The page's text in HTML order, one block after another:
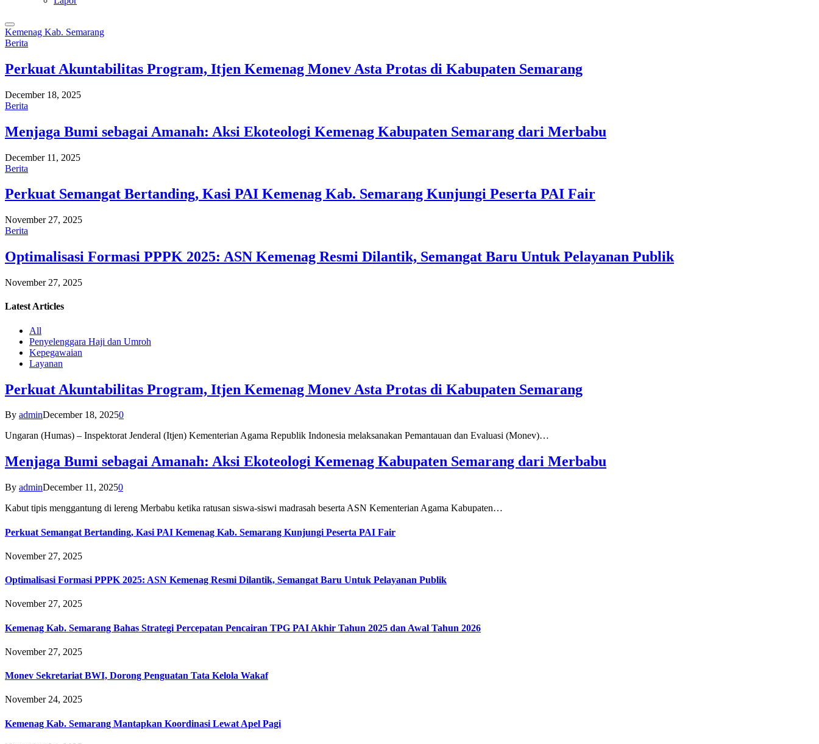
Kemenag Kab. Semarang
Berita
Perkuat Akuntabilitas Program, Itjen Kemenag Monev Asta Protas di Kabupaten Semarang
December 18, 2025
Berita
Menjaga Bumi sebagai Amanah: Aksi Ekoteologi Kemenag Kabupaten Semarang dari Merbabu
December 11, 2025
Berita
Perkuat Semangat Bertanding, Kasi PAI Kemenag Kab. Semarang Kunjungi Peserta PAI Fair
November 27, 2025
Berita
Optimalisasi Formasi PPPK 2025: ASN Kemenag Resmi Dilantik, Semangat Baru Untuk Pelayanan Publik
November 27, 2025
Latest Articles
All
Penyelenggara Haji dan Umroh
Kepegawaian
Layanan
Perkuat Akuntabilitas Program, Itjen Kemenag Monev Asta Protas di Kabupaten Semarang
By adminDecember 18, 20250
Ungaran (Humas) – Inspektorat Jenderal (Itjen) Kementerian Agama Republik Indonesia melaksanakan Pemantauan dan Evaluasi (Monev)…
Menjaga Bumi sebagai Amanah: Aksi Ekoteologi Kemenag Kabupaten Semarang dari Merbabu
By adminDecember 11, 20250
Kabut tipis menggantung di lereng Merbabu ketika ratusan siswa-siswi madrasah beserta ASN Kementerian Agama Kabupaten…
Perkuat Semangat Bertanding, Kasi PAI Kemenag Kab. Semarang Kunjungi Peserta PAI Fair
November 27, 2025
Optimalisasi Formasi PPPK 2025: ASN Kemenag Resmi Dilantik, Semangat Baru Untuk Pelayanan Publik
November 27, 2025
Kemenag Kab. Semarang Bahas Strategi Percepatan Pencairan TPG PAI Akhir Tahun 2025 dan Awal Tahun 2026
November 27, 2025
Monev Sekretariat BWI, Dorong Penguatan Tata Kelola Wakaf
November 24, 2025
Kemenag Kab. Semarang Mantapkan Koordinasi Lewat Apel Pagi